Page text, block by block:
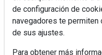
de configuración de
navegadores te
de sus ajustes.
Para obtener más